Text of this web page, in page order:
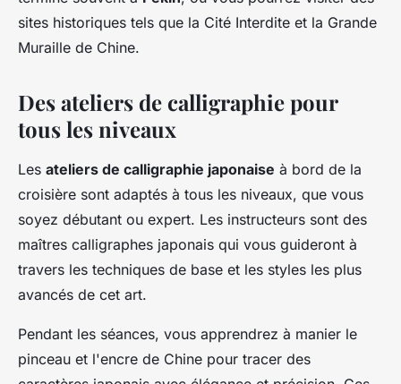
sites historiques tels que la Cité Interdite et la Grande
Muraille de Chine.
Des ateliers de calligraphie pour
tous les niveaux
Les ateliers de calligraphie japonaise à bord de la
croisière sont adaptés à tous les niveaux, que vous
soyez débutant ou expert. Les instructeurs sont des
maîtres calligraphes japonais qui vous guideront à
travers les techniques de base et les styles les plus
avancés de cet art.
Pendant les séances, vous apprendrez à manier le
pinceau et l'encre de Chine pour tracer des